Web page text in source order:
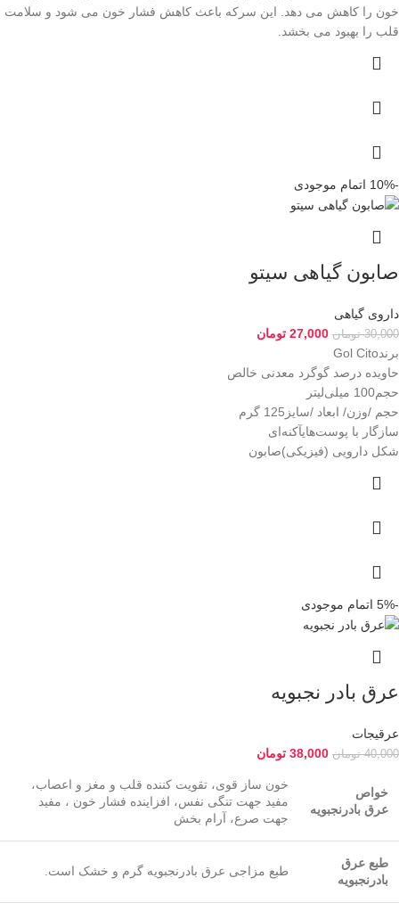
خون را کاهش می دهد. این سرکه باعث کاهش فشار خون می شود و سلامت
قلب را بهبود می بخشد.
-10% اتمام موجودی
صابون گیاهی سیتو
داروی گیاهی
30,000 تومان 27,000 تومان
برندGol Cito
حاویده درصد گوگرد معدنی خالص
حجم100 میلی‌لیتر
حجم /وزن/ ابعاد /سایز125 گرم
سازگار با پوست‌هایآکنه‌ای
شکل دارویی (فیزیکی)صابون
-5% اتمام موجودی
عرق بادر نجبویه
عرقیجات
40,000 تومان 38,000 تومان
خواص
عرق بادرنجبویه
خون ساز قوی، تقویت کننده قلب و مغز و اعصاب،
مفید جهت تنگی نفس، افزاینده فشار خون ، مفید
جهت صرع، آرام بخش
طبع عرق
بادرنجبویه
طبع مزاجی عرق بادرنجبویه گرم و خشک است.